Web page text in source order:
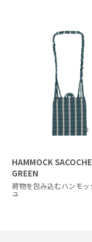
HAMMOCK
GREEN
荷物を包み込むハンモッ
ュ